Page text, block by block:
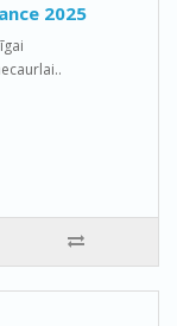
2025